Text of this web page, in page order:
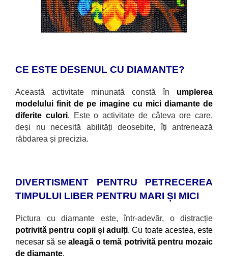
CE ESTE DESENUL CU DIAMANTE?
Această activitate minunată constăîn umplerea
modelului finit de pe imagine cu mici diamante de
diferite culori. Este o activitate de câteva ore care,
deși nu necesită abilități deosebite, îți antrenează
răbdarea și precizia.
DIVERTISMENT PENTRU PETRECEREA
TIMPULUI LIBER PENTRU MARI ȘI MICI
Pictura cu diamante este, într-adevăr, o distracție
potrivită pentru copii și adulți. Cu toate acestea, este
necesar să se aleagă o temă potrivită pentru mozaic
de diamante.